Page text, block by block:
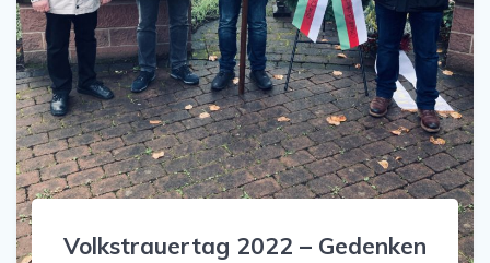
Volkstrauertag 2022 – Gedenken